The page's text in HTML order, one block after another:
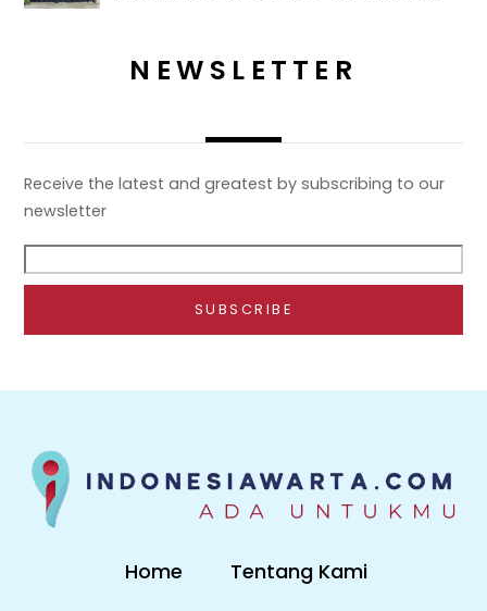
NEWSLETTER
Receive the latest and greatest by subscribing to our
newsletter
Home
Tentang Kami